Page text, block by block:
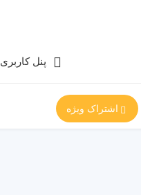
پنل کاربری
اشتراک ویژه